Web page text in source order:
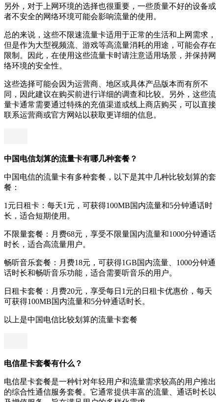
另外，对于上网环境的选择也很重要，一些质量不好的设备或
者不安全的网络环境可能会影响流量的使用。
总的来说，这些不限速流量卡适用于正常的生活和上网需求，
但是作为大型视频流、游戏等高流量消耗的用途，可能会存在
限制。因此，在使用这些流量卡时请注意适用场景，并保持网
络环境的安全性。
这些选择可能会因为运营商、地区或具体产品版本而有所不
同，因此建议在购买前进行详细的调查和比较。另外，这些流
量卡通常需要通过特殊的充值渠道或线上商店购买，可以直接
联系运营商或官方网站以获取更详细的信息。
中国电信划算的流量卡有哪几种套餐？
中国电信的流量卡有多种套餐，以下是其中几种比较划算的套
餐：
1元日租卡：每天1元，可获得100MB国内流量和5分钟通话时
长，适合短期使用。
不限量套餐：月费68元，享受不限量国内流量和1000分钟通话
时长，适合高流量用户。
畅听音乐套餐：月费18元，可获得1GB国内流量、1000分钟通
话时长和畅听音乐功能，适合需要听音乐的用户。
日租卡套餐：月费20元，享受每日1元的日租卡优惠价，每天
可获得100MB国内流量和5分钟通话时长。
以上是中国电信比较划算的流量卡套餐
电信星卡套餐有什么？
电信星卡套餐是一种针对年轻用户和流量需求较高的用户推出
的综合性通信服务套餐。它通常提供丰富的流量、通话时长以